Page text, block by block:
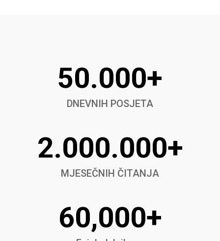
50.000+
DNEVNIH POSJETA
2.000.000+
MJESEČNIH ČITANJA
60,000+